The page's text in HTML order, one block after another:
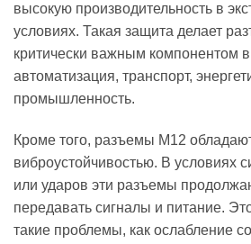
высокую производительность в
условиях. Такая защита делает
критически важным компонентом в
автоматизация, транспорт,
промышленность.
Кроме того, разъемы M12
виброустойчивостью. В условиях
или ударов эти разъемы
передавать сигналы и питание.
такие проблемы, как ослабление